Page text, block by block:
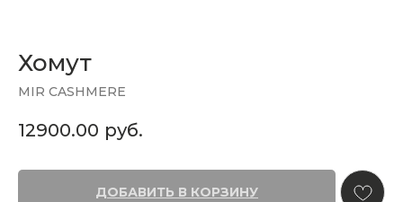
Хомут
MIR CASHMERE
12900.00 руб.
ДОБАВИТЬ В КОРЗИНУ